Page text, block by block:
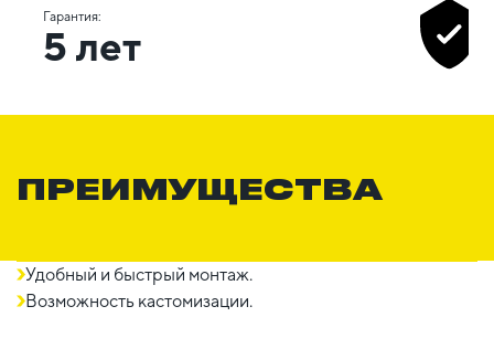
Гарантия:
5 лет
ПРЕИМУЩЕСТВА
Удобный и быстрый монтаж.
Возможность кастомизации.